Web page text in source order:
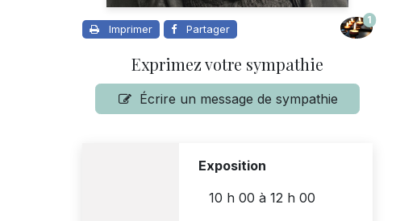
Imprimer Partager
1
Exprimez votre sympathie
Écrire un message de sympathie
Exposition
10 h 00 à 12 h 00